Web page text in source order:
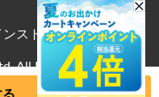
ストア
All Rights Reserved.
る